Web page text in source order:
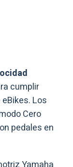
cumplir
Los
Cero
pedales en